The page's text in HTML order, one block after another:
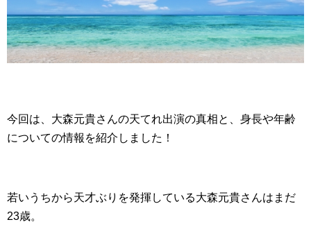
今回は、大森元貴さんの天てれ出演の真相と、身長や年齢
についての情報を紹介しました！
若いうちから天才ぶりを発揮している大森元貴さんはまだ
23歳。